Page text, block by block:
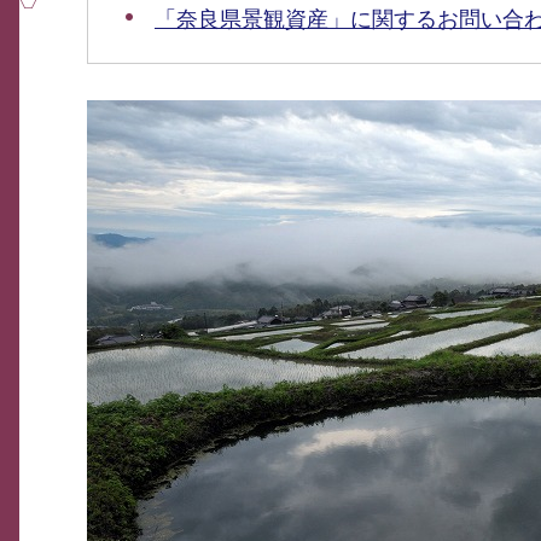
「奈良県景観資産」に関するお問い合